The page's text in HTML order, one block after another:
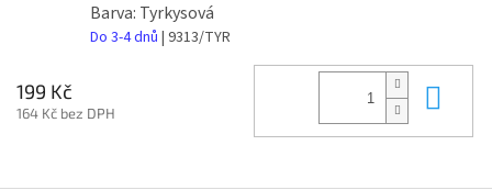
Barva: Tyrkysová
Do 3-4 dnů | 9313/TYR
199 Kč
164 Kč bez DPH